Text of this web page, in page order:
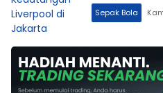
Sepak Bola